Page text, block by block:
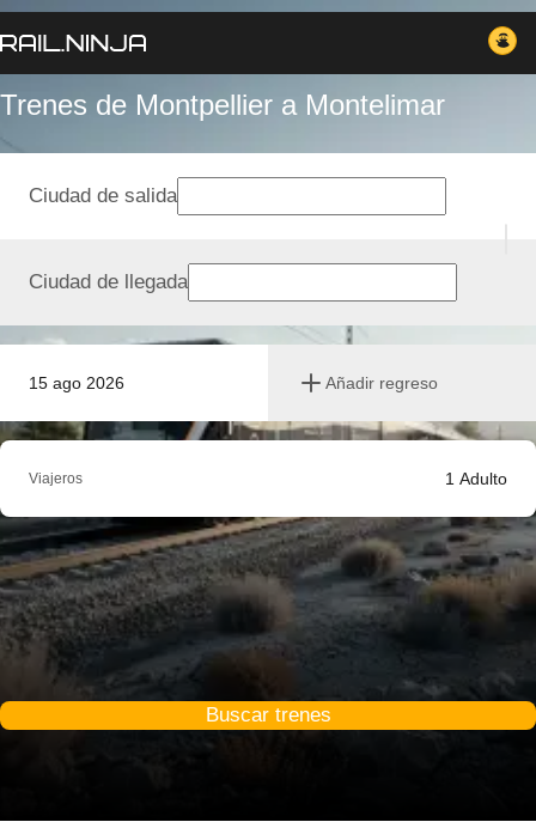
Trenes de Montpellier a Montelimar
15 ago 2026 Añadir regreso
Ciudad de salida
Ciudad de llegada
Viajeros 1 Adulto
Buscar trenes